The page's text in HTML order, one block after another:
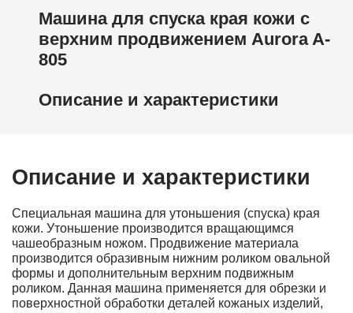
Машина для спуска края кожи с
верхним продвижением Aurora A-
805
Описание и характеристики
Описание и характеристики
Специальная машина для утоньшения (спуска) края
кожи. Утоньшение производится вращающимся
чашеобразным ножом. Продвижение материала
производится образивным нижним роликом овальной
формы и дополнительным верхним подвижным
роликом. Данная машина применяется для обрезки и
поверхностной обработки деталей кожаных изделий,